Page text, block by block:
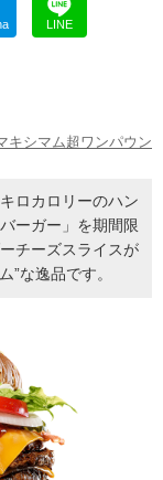
LINE
キシマム超ワンパウン
ロカロリーのハン
ーガー」を期間限
チーズスライスが
”な逸品です。